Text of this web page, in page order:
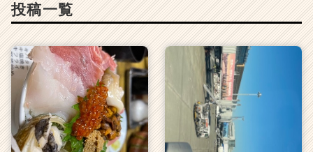
h
e
e
r
C
a
r
e
e
投稿一覧